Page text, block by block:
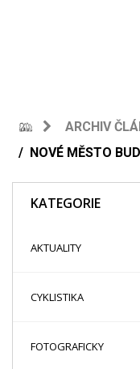
ARCHIV
NOVÉ MĚSTO
KATEGORIE
AKTUALITY
CYKLISTIKA
FOTOGRAFICKY